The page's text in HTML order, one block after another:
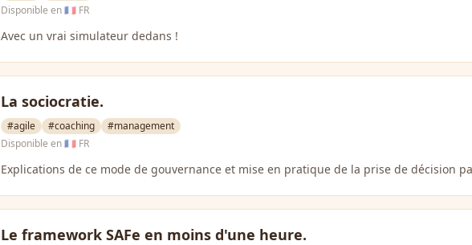
Disponible en🇫🇷 FR
Avec un vrai simulateur dedans !
La sociocratie.
#agile #coaching
#management
Disponible en🇫🇷 FR
Explications de ce mode de gouvernance et mise en pratique de la prise de décision
Le framework SAFe en moins d'une heure.